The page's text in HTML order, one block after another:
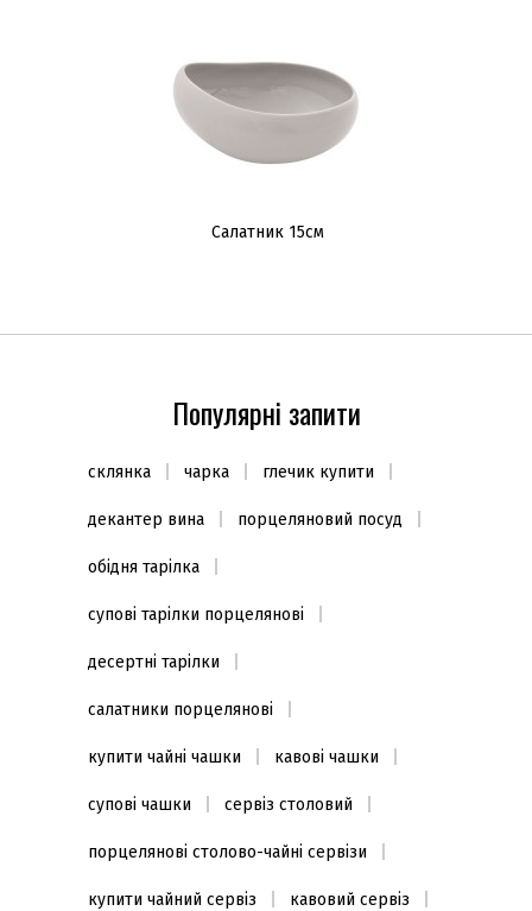
Салатник 15см
Популярні запити
склянка чарка глечик купити
декантер вина порцеляновий посуд
обідня тарілка
супові тарілки порцелянові
десертні тарілки
салатники порцелянові
купити чайні чашки кавові чашки
супові чашки сервіз столовий
порцелянові столово-чайні сервізи
купити чайний сервіз кавовий сервіз